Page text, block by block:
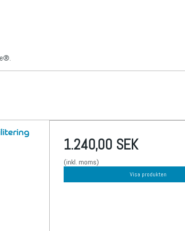
1.240,00 SEK
(inkl. moms)
Visa produkten